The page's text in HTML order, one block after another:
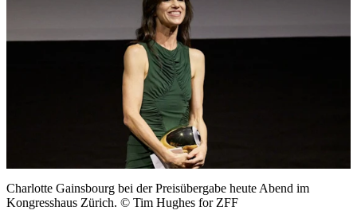
Charlotte Gainsbourg bei der Preisübergabe heute Abend im
Kongresshaus Zürich. © Tim Hughes for ZFF